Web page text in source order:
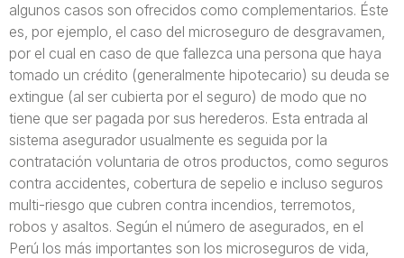
algunos casos son ofrecidos como complementarios. Éste
es, por ejemplo, el caso del microseguro de desgravamen,
por el cual en caso de que fallezca una persona que haya
tomado un crédito (generalmente hipotecario) su deuda se
extingue (al ser cubierta por el seguro) de modo que no
tiene que ser pagada por sus herederos. Esta entrada al
sistema asegurador usualmente es seguida por la
contratación voluntaria de otros productos, como seguros
contra accidentes, cobertura de sepelio e incluso seguros
multi-riesgo que cubren contra incendios, terremotos,
robos y asaltos. Según el número de asegurados, en el
Perú los más importantes son los microseguros de vida,